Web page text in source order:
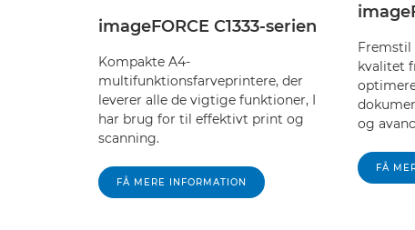
imageFORCE C1333-serien
Kompakte A4-
multifunktionsfarveprintere, der
leverer alle de vigtige funktioner, I
har brug for til effektivt print og
scanning.
FÅ MERE INFORMATION
Fremstil
kvalitet
og
FÅ